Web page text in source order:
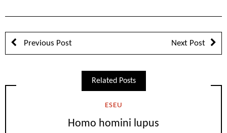
Previous Post Next Post
Related Posts
ESEU
Homo homini lupus